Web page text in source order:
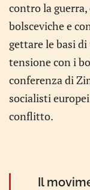
contro la
bolsceviche e
gettare le basi
tensione con i
conferenza di
socialisti
conflitto.
Il